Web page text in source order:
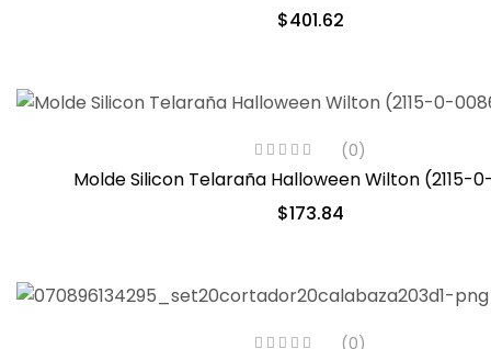
$401.62
(0)
Molde Silicon Telaraña Halloween Wilton (2115-
$173.84
(0)